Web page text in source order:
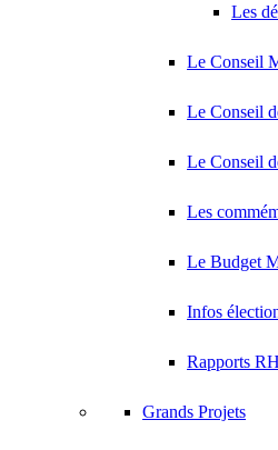
Les
Le Conseil
Le Conseil
Le Conseil
Les
Le Budget
Infos
Rapports RH
Grands Projets